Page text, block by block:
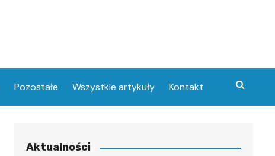
Pozostałe Wszystkie artykuły Kontakt
Aktualności